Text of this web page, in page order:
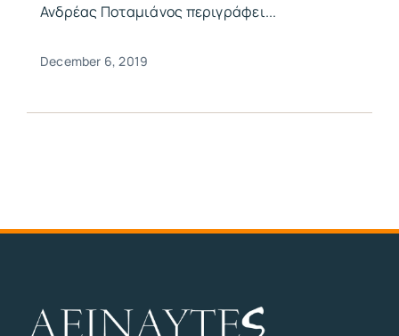
Ανδρέας Ποταμιάνος περιγράφει...
December 6, 2019